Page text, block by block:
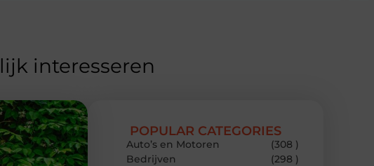
interesseren
POPULAR CATEGORIES
Auto’s en Motoren
(308 )
Bedrijven
(298 )